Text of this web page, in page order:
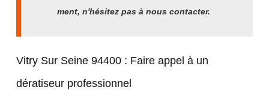
ment, n'hésitez pas à nous contacter.
Vitry Sur Seine 94400 : Faire appel à un
dératiseur professionnel